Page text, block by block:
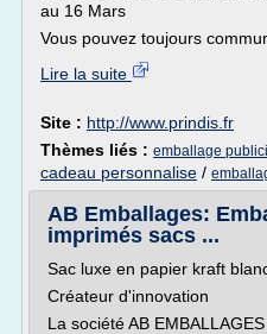
au 16 Mars
Vous pouvez toujours
Lire la suite
Site : http://www.prindis.fr
Thèmes liés : emballage
cadeau personnalise /
AB Emballages:
imprimés sacs ...
Sac luxe en papier kraft
Créateur d'innovation
La société AB